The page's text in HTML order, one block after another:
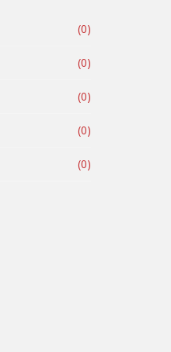
(0)
(0)
(0)
(0)
(0)